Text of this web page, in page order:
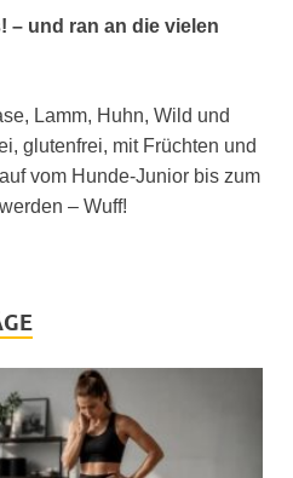
– und ran an die vielen
Lamm, Huhn, Wild und
glutenfrei, mit Früchten und
vom Hunde-Junior bis zum
– Wuff!